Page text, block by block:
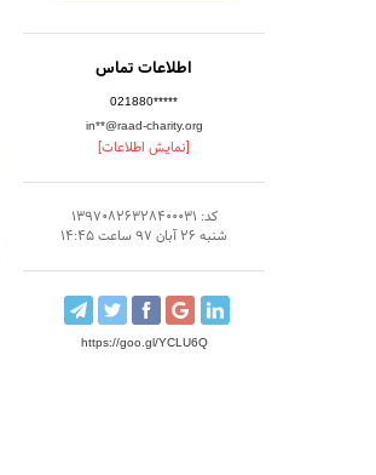
اطلاعات تماس
021880*****
in**@raad-charity.org
[نمایش اطلاعات]
کد: 13970826328400031
شنبه 26 آبان 97 ساعت 14:45
https://goo.gl/YCLU6Q